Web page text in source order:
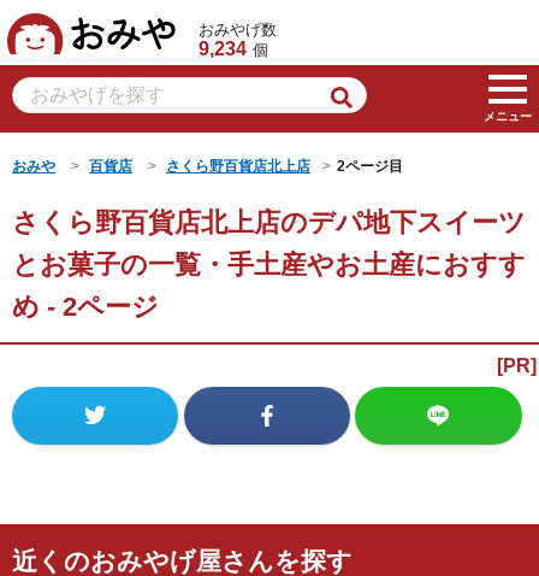
おみや
おみやげ数
9,234 個
メニュー
おみや 百貨店 さくら野百貨店北上店 2ページ目
さくら野百貨店北上店のデパ地下スイーツ
とお菓子の一覧・手土産やお土産におすす
め - 2ページ
近くのおみやげ屋さんを探す